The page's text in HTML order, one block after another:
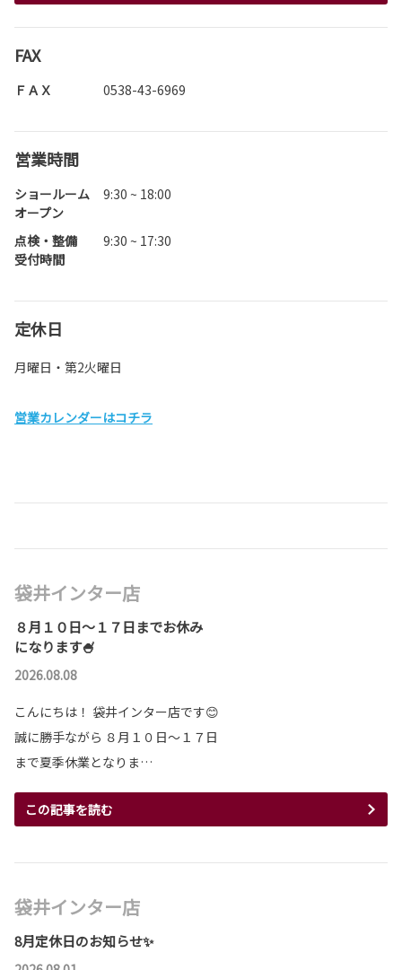
FAX
ＦＡＸ 0538-43-6969
営業時間
ショールーム
オープン
9:30 ~ 18:00
点検・整備
受付時間
9:30 ~ 17:30
定休日
月曜日・第2火曜日
営業カレンダーはコチラ
袋井インター店
８月１０日～１７日までお休み
になります🍧
2026.08.08
こんにちは！ 袋井インター店です😊
誠に勝手ながら ８月１０日～１７日
まで夏季休業となりま…
この記事を読む
袋井インター店
8月定休日のお知らせ✨